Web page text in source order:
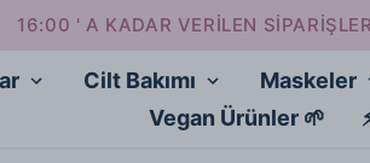
16:00 ' A KADAR VERİLEN
Cilt Bakımı Maskeler
Vegan Ürünler 🌱